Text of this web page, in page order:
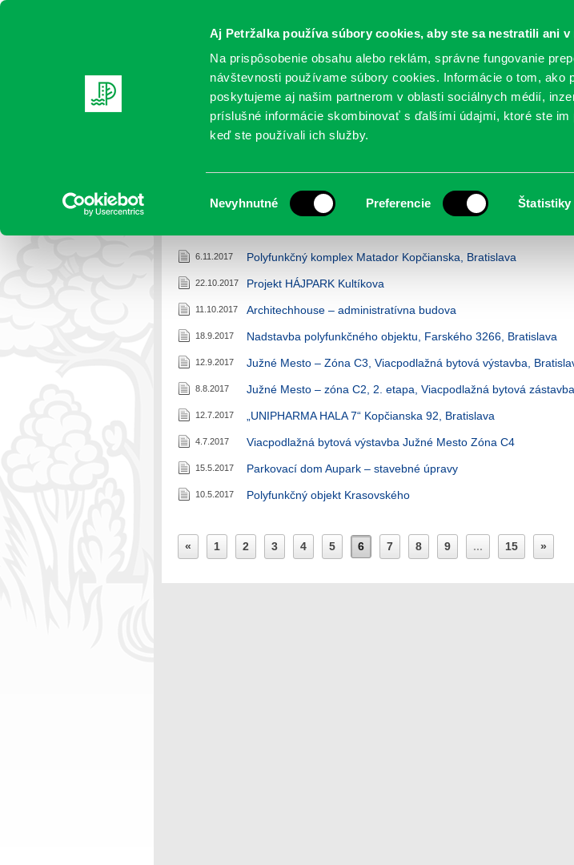
Aj Petržalka používa súbory cookies, aby ste sa nestratili ani v
Na prispôsobenie obsahu alebo reklám, správne fungovanie
návštevnosti používame súbory cookies. Informácie o tom, ako
poskytujeme aj našim partnerom v oblasti sociálnych médií,
príslušné informácie skombinovať s ďalšími údajmi, ktoré ste
keď ste používali ich služby.
súhlasu
Nevyhnutné Preferencie Štatistiky
Oficiálne stránky
AKTUALITY SAMOSPRÁVA ORGANIZÁCIE OBLASTI NOVINY
Územné a stavebné konania
Petržalka>Územné a stavebné konania
6.11.2017 Polyfunkčný komplex Matador Kopčianska, Bratislava
22.10.2017 Projekt HÁJPARK Kultíkova
11.10.2017 Architechhouse – administratívna budova
18.9.2017 Nadstavba polyfunkčného objektu, Farského 3266, Bratislava
12.9.2017 Južné Mesto – Zóna C3, Viacpodlažná bytová výstavba,
8.8.2017 Južné Mesto – zóna C2, 2. etapa, Viacpodlažná bytová
12.7.2017 „UNIPHARMA HALA 7“ Kopčianska 92, Bratislava
4.7.2017 Viacpodlažná bytová výstavba Južné Mesto Zóna C4
15.5.2017 Parkovací dom Aupark – stavebné úpravy
10.5.2017 Polyfunkčný objekt Krasovského
« 1 2 3 4 5 6 7 8 9 ... 15 »